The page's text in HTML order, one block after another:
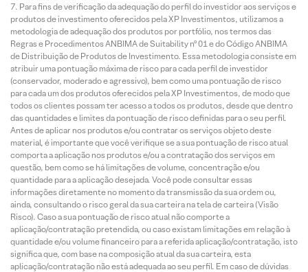
Para fins de verificação da adequação do perfil do investidor aos serviços e
produtos de investimento oferecidos pela XP Investimentos, utilizamos a
metodologia de adequação dos produtos por portfólio, nos termos das
Regras e Procedimentos ANBIMA de Suitability nº 01 e do Código ANBIMA
de Distribuição de Produtos de Investimento. Essa metodologia consiste em
atribuir uma pontuação máxima de risco para cada perfil de investidor
(conservador, moderado e agressivo), bem como uma pontuação de risco
para cada um dos produtos oferecidos pela XP Investimentos, de modo que
todos os clientes possam ter acesso a todos os produtos, desde que dentro
das quantidades e limites da pontuação de risco definidas para o seu perfil.
Antes de aplicar nos produtos e/ou contratar os serviços objeto deste
material, é importante que você verifique se a sua pontuação de risco atual
comporta a aplicação nos produtos e/ou a contratação dos serviços em
questão, bem como se há limitações de volume, concentração e/ou
quantidade para a aplicação desejada. Você pode consultar essas
informações diretamente no momento da transmissão da sua ordem ou,
ainda, consultando o risco geral da sua carteira na tela de carteira (Visão
Risco). Caso a sua pontuação de risco atual não comporte a
aplicação/contratação pretendida, ou caso existam limitações em relação à
quantidade e/ou volume financeiro para a referida aplicação/contratação, isto
significa que, com base na composição atual da sua carteira, esta
aplicação/contratação não está adequada ao seu perfil. Em caso de dúvidas